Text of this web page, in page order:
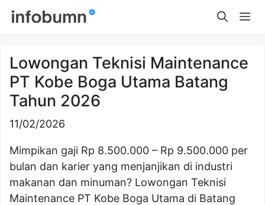
Skip
Lowongan Teknisi Maintenance
PT Kobe Boga Utama Batang
Tahun 2026
11/02/2026
Mimpikan gaji Rp 8.500.000 – Rp 9.500.000 per
bulan dan karier yang menjanjikan di industri
makanan dan minuman? Lowongan Teknisi
Maintenance PT Kobe Boga Utama di Batang